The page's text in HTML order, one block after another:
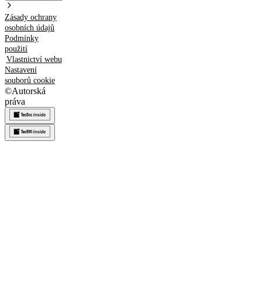
Zásady ochrany
osobních údajů
Podmínky
použití
Vlastnictví webu
Nastavení
souborů cookie
©Autorská
práva